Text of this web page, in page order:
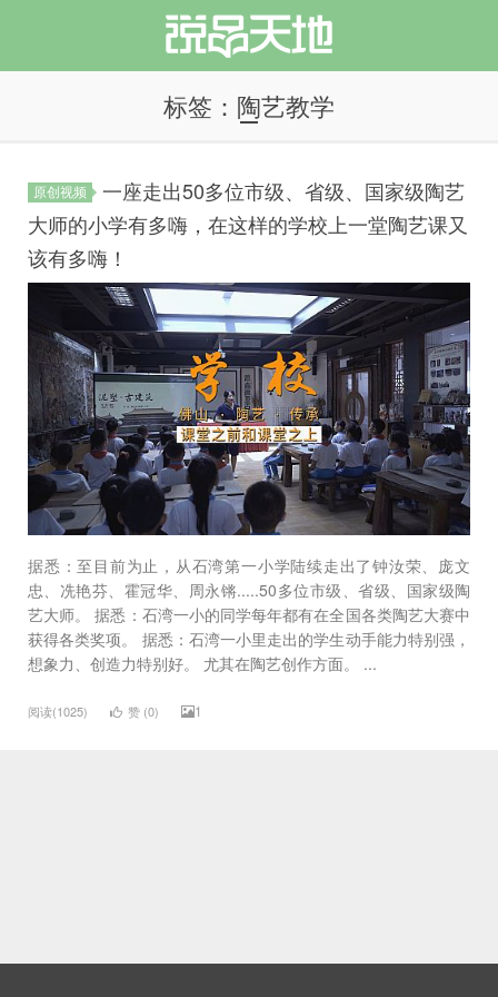
说品天地
标签：陶艺教学
原创视频
一座走出50多位市级、省级、国家级陶艺
大师的小学有多嗨，在这样的学校上一堂陶艺课又
该有多嗨！
据悉：至目前为止，从石湾第一小学陆续走出了钟汝荣、庞文
忠、冼艳芬、霍冠华、周永锵.....50多位市级、省级、国家级陶
艺大师。 据悉：石湾一小的同学每年都有在全国各类陶艺大赛中
获得各类奖项。 据悉：石湾一小里走出的学生动手能力特别强，
想象力、创造力特别好。 尤其在陶艺创作方面。 ...
阅读(1025) 赞 (0) 1